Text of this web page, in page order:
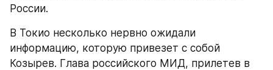
России.
В Токио несколько нервно ожидали
информацию, которую привезет с собой
Козырев. Глава российского МИД, прилетев в